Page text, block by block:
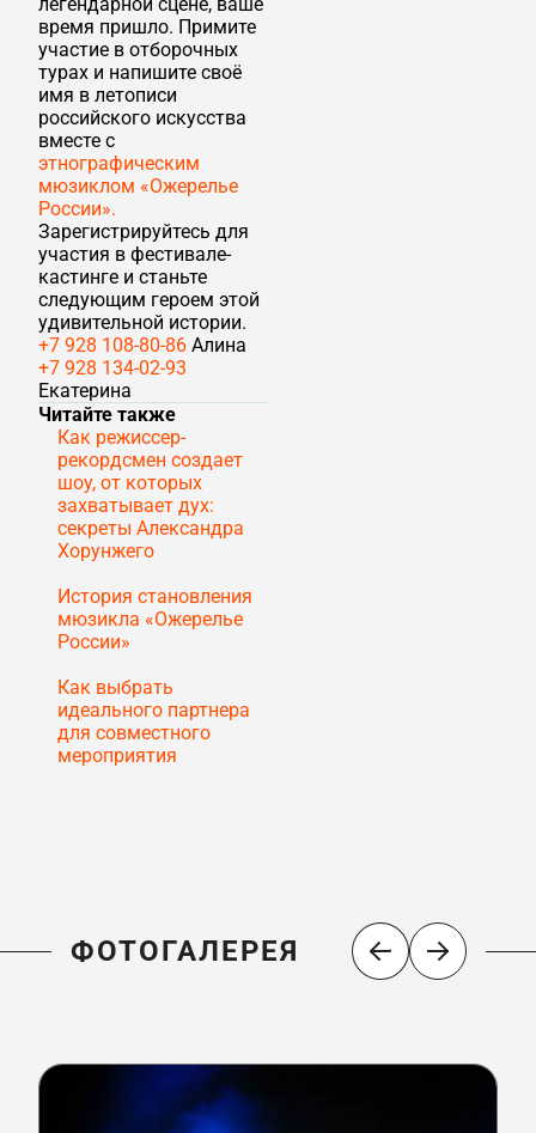
время пришло. Примите
участие в отборочных
турах и напишите своё
имя в летописи
российского искусства
вместе с
этнографическим
мюзиклом «Ожерелье
России».
Зарегистрируйтесь для
участия в фестивале-
кастинге и станьте
следующим героем этой
удивительной истории.
+7 928 108-80-86 Алина
+7 928 134-02-93
Екатерина
Читайте также
Как режиссер-
рекордсмен создает
шоу, от которых
захватывает дух:
секреты Александра
Хорунжего
История становления
мюзикла «Ожерелье
России»
Как выбрать
идеального партнера
для совместного
мероприятия
ФОТОГАЛЕРЕЯ